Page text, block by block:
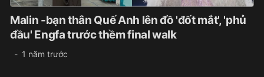
Malin -bạn thân Quế Anh lên đồ 'đốt mắt', 'phủ
đầu' Engfa trước thềm final walk
1 năm trước